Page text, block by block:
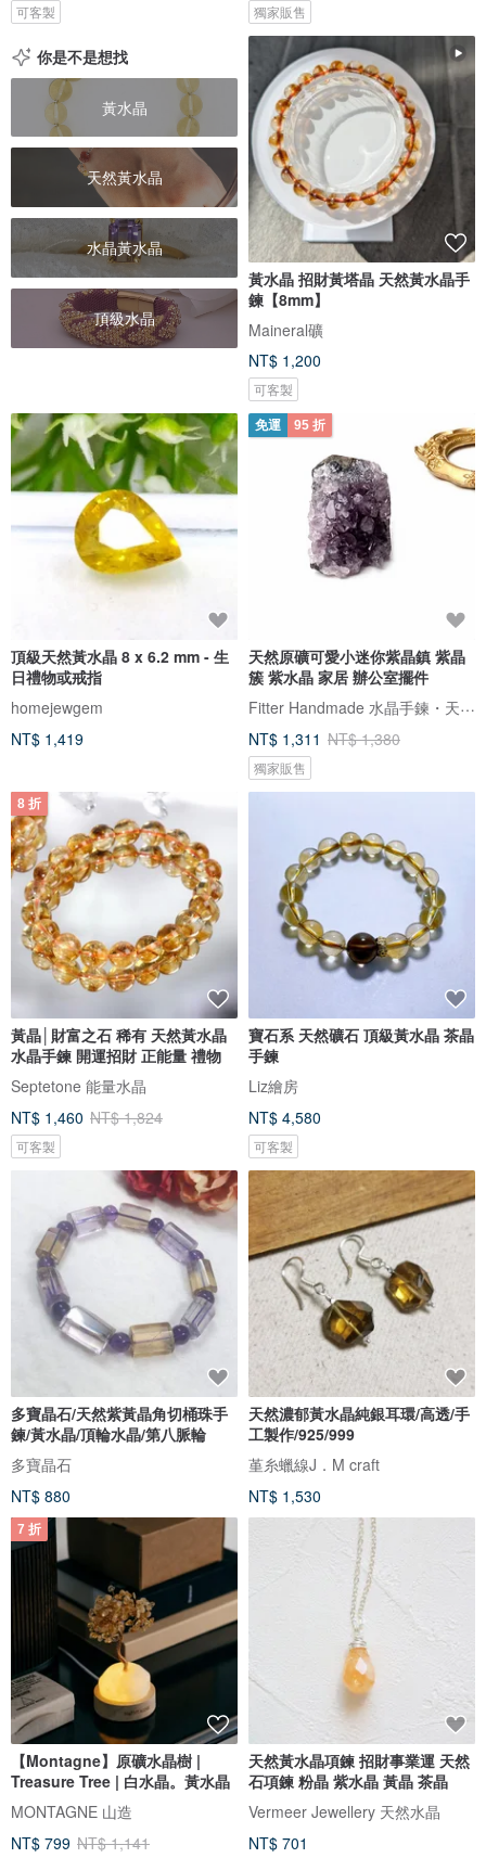
可客製 獨家販售
你是不是想找
黃水晶
天然黃水晶
水晶黃水晶
頂級水晶
黃水晶 招財黃塔晶 天然黃水晶手
鍊【8mm】
Maineral礦
NT$ 1,200
可客製
頂級天然黃水晶 8 x 6.2 mm - 生
日禮物或戒指
homejewgem
NT$ 1,419
免運 95 折
天然原礦可愛小迷你紫晶鎮 紫晶
簇 紫水晶 家居 辦公室擺件
Fitter Handmade 水晶手鍊・天然礦石
NT$ 1,311 NT$ 1,380
獨家販售
8 折
黃晶│財富之石 稀有 天然黃水晶
水晶手鍊 開運招財 正能量 禮物
Septetone 能量水晶
NT$ 1,460 NT$ 1,824
可客製
寶石系 天然礦石 頂級黃水晶 茶晶
手鍊
Liz繪房
NT$ 4,580
可客製
多寶晶石/天然紫黃晶角切桶珠手
鍊/黃水晶/頂輪水晶/第八脈輪
多寶晶石
NT$ 880
天然濃郁黃水晶純銀耳環/高透/手
工製作/925/999
堇糸蠟線J．M craft
NT$ 1,530
7 折
【Montagne】原礦水晶樹 |
Treasure Tree | 白水晶。黃水晶
MONTAGNE 山造
NT$ 799 NT$ 1,141
天然黃水晶項鍊 招財事業運 天然
石項鍊 粉晶 紫水晶 黃晶 茶晶
Vermeer Jewellery 天然水晶
NT$ 701